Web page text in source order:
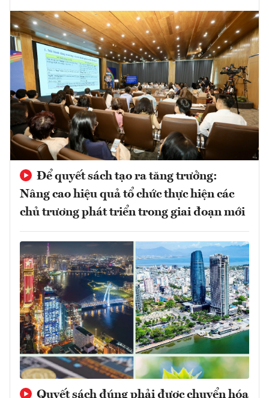
Để quyết sách tạo ra tăng trưởng:
Nâng cao hiệu quả tổ chức thực hiện các
chủ trương phát triển trong giai đoạn mới
Quyết sách đúng phải được chuyển hóa